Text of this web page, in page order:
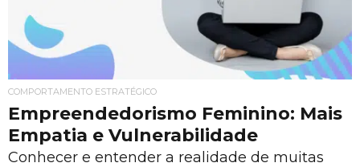
COMPORTAMENTO ESTRATÉGICO
Empreendedorismo Feminino: Mais
Empatia e Vulnerabilidade
Conhecer e entender a realidade de muitas